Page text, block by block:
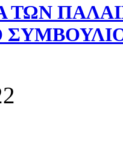
ΤΩΝ